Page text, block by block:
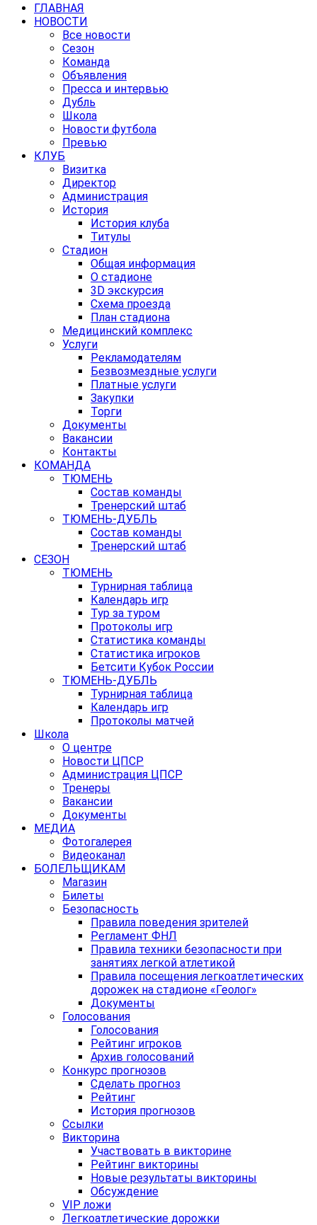
ГЛАВНАЯ
НОВОСТИ
Все новости
Сезон
Команда
Объявления
Пресса и интервью
Дубль
Школа
Новости футбола
Превью
КЛУБ
Визитка
Директор
Администрация
История
История клуба
Титулы
Стадион
Общая информация
О стадионе
3D экскурсия
Схема проезда
План стадиона
Медицинский комплекс
Услуги
Рекламодателям
Безвозмездные услуги
Платные услуги
Закупки
Торги
Документы
Вакансии
Контакты
КОМАНДА
ТЮМЕНЬ
Состав команды
Тренерский штаб
ТЮМЕНЬ-ДУБЛЬ
Состав команды
Тренерский штаб
СЕЗОН
ТЮМЕНЬ
Турнирная таблица
Календарь игр
Тур за туром
Протоколы игр
Статистика команды
Статистика игроков
Бетсити Кубок России
ТЮМЕНЬ-ДУБЛЬ
Турнирная таблица
Календарь игр
Протоколы матчей
Школа
О центре
Новости ЦПСР
Администрация ЦПСР
Тренеры
Вакансии
Документы
МЕДИА
Фотогалерея
Видеоканал
БОЛЕЛЬЩИКАМ
Магазин
Билеты
Безопасность
Правила поведения зрителей
Регламент ФНЛ
Правила техники безопасности при
занятиях легкой атлетикой
Правила посещения легкоатлетических
дорожек на стадионе «Геолог»
Документы
Голосования
Голосования
Рейтинг игроков
Архив голосований
Конкурс прогнозов
Сделать прогноз
Рейтинг
История прогнозов
Ссылки
Викторина
Участвовать в викторине
Рейтинг викторины
Новые результаты викторины
Обсуждение
VIP ложи
Легкоатлетические дорожки